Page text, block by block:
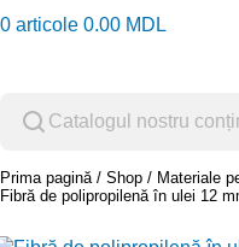
0 articole 0.00 MDL
Prima pagină Shop Materiale
Fibră de polipropilenă în ulei 12